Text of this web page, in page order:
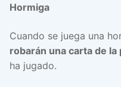
Hormiga
Cuando se juega una
robarán una carta de la
ha jugado.